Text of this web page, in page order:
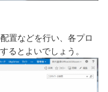
置などを行い、各プロ
るとよいでしょう。